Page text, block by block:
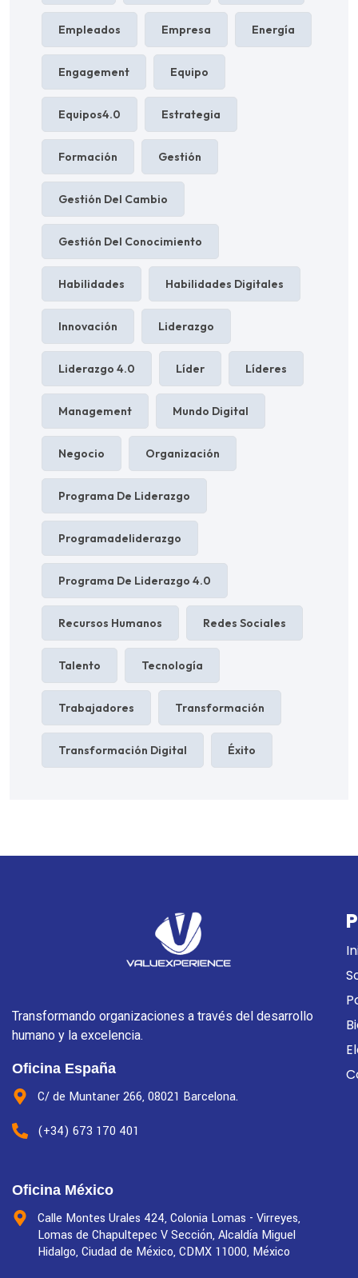
Empleados Empresa Energía
Engagement Equipo
Equipos4.0 Estrategia
Formación Gestión
Gestión Del Cambio
Gestión Del Conocimiento
Habilidades Habilidades Digitales
Innovación Liderazgo
Liderazgo 4.0 Líder Líderes
Management Mundo Digital
Negocio Organización
Programa De Liderazgo
Programadeliderazgo
Programa De Liderazgo 4.0
Recursos Humanos Redes Sociales
Talento Tecnología
Trabajadores Transformación
Transformación Digital Éxito
Transformando organizaciones a través del desarrollo
humano y la excelencia.
Oficina España
C/ de Muntaner 266, 08021 Barcelona.
(+34) 673 170 401
Oficina México
Calle Montes Urales 424, Colonia Lomas - Virreyes,
Lomas de Chapultepec V Sección, Alcaldía Miguel
Hidalgo, Ciudad de México, CDMX 11000, México